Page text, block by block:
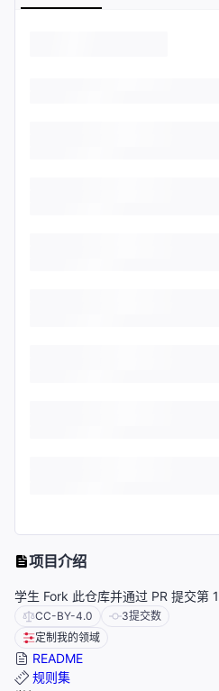
项目介绍
学生 Fork 此仓库并通过 PR 提交第
CC-BY-4.0 3提交数
定制我的领域
README
规则集